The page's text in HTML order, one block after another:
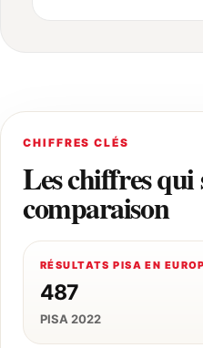
CHIFFRES CLÉS
Les chiffres
comparaison
RÉSULTATS PISA EN
487
PISA 2022